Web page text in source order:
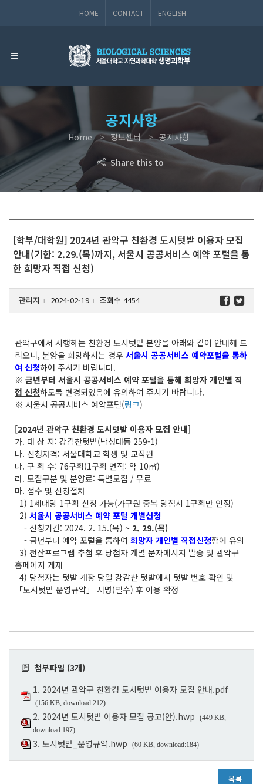
HOME CONTACT ENGLISH
공지사항
Home 정보센터 공지사항
Share this to
[학부/대학원] 2024년 관악구 친환경 도시텃밭 이용자 모집
안내(기한: 2.29.(목)까지, 서울시 공공서비스 예약 포털을 통
한 희망자 직접 신청)
관리자 l 2024-02-19 l 조회수 4454
관악구에서 시행하는 친환경 도시텃밭 분양을 아래와 같이 안내해 드
리오니, 분양을 희망하시는 경우 서울시 공공서비스 예약포털을 통하
여 신청하여 주시기 바랍니다.
※ 금년부터 서울시 공공서비스 예약 포털을 통해 희망자 개인별 직
접 신청하도록 변경되었음에 유의하여 주시기 바랍니다.
※ 서울시 공공서비스 예약포털(링크)
[2024년 관악구 친환경 도시텃밭 이용자 모집 안내]
가. 대 상 지: 강감찬텃밭(낙성대동 259-1)
나. 신청자격: 서울대학교 학생 및 교직원
다. 구 획 수: 76구획(1구획 면적: 약 10㎡)
라. 모집구분 및 분양료: 특별모집 / 무료
마. 접수 및 신청절차
1) 1세대당 1구획 신청 가능(가구원 중복 당첨시 1구획만 인정)
2) 서울시 공공서비스 예약 포털 개별신청
- 신청기간: 2024. 2. 15.(목) ~ 2. 29.(목)
- 금년부터 예약 포털을 통하여 희망자 개인별 직접신청함에 유의
3) 전산프로그램 추첨 후 당첨자 개별 문자메시지 발송 및 관악구
홈페이지 게재
4) 당첨자는 텃밭 개장 당일 강감찬 텃밭에서 텃밭 번호 확인 및
「도시텃밭 운영규약」 서명(필수) 후 이용 확정
첨부파일 (3개)
1. 2024년 관악구 친환경 도시텃밭 이용자 모집 안내.pdf
(156 KB, download:212)
2. 2024년 도시텃밭 이용자 모집 공고(안).hwp
(449 KB,
download:197)
3. 도시텃밭_운영규약.hwp (60 KB, download:184)
목록